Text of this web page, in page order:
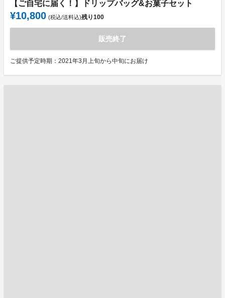
【ご自宅に届く！】ドリップバッグ&お菓子セット
¥10,800 (税込/送料込)残り100
販売終了
ご提供予定時期：2021年3月上旬から中旬にお届け